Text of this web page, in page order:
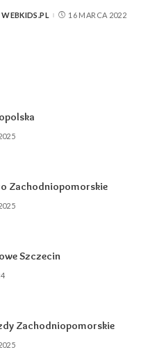
16 MARCA 2022
Zachodniopomorskie
Szczecin
Zachodniopomorskie